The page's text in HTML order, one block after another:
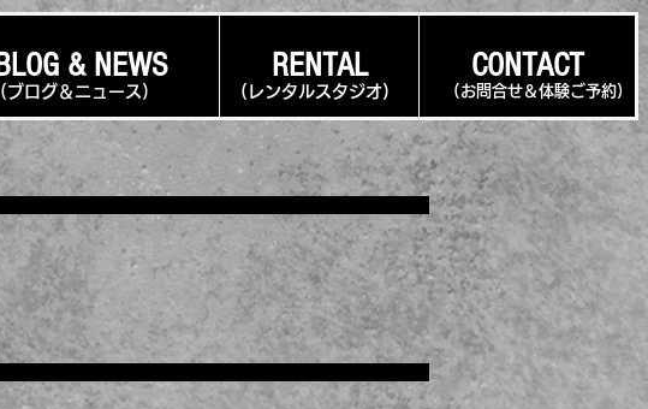
BLOG & NEWS RENTAL CONTACT
(ブログ＆ニュース ) (レンタルスタジオ) ​(お問合せ＆体験ご予約)